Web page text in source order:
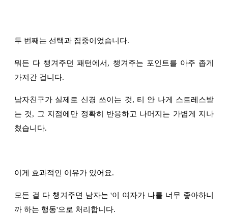
두 번째는 선택과 집중이었습니다.
뭐든 다 챙겨주던 패턴에서, 챙겨주는 포인트를 아주 좁게
가져간 겁니다.
남자친구가 실제로 신경 쓰이는 것, 티 안 나게 스트레스받
는 것, 그 지점에만 정확히 반응하고 나머지는 가볍게 지나
쳤습니다.
이게 효과적인 이유가 있어요.
모든 걸 다 챙겨주면 남자는 '이 여자가 나를 너무 좋아하니
까 하는 행동'으로 처리합니다.